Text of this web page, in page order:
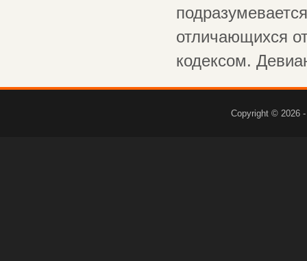
отличающихся
кодексом.
Copyright © 2026